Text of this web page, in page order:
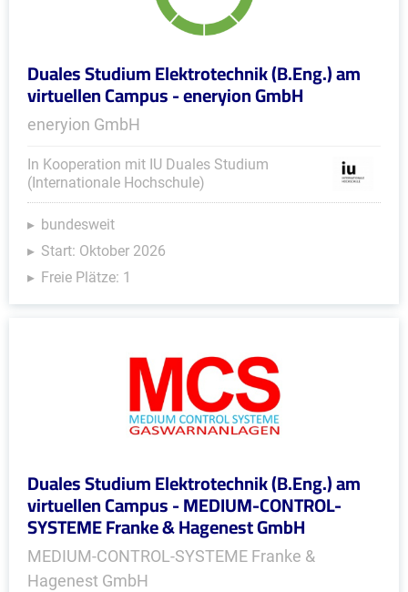
Duales Studium Elektrotechnik (B.Eng.) am
virtuellen Campus - eneryion GmbH
eneryion GmbH
In Kooperation mit IU Duales Studium
(Internationale Hochschule)
bundesweit
Start: Oktober 2026
Freie Plätze: 1
Duales Studium Elektrotechnik (B.Eng.) am
virtuellen Campus - MEDIUM-CONTROL-
SYSTEME Franke & Hagenest GmbH
MEDIUM-CONTROL-SYSTEME Franke &
Hagenest GmbH